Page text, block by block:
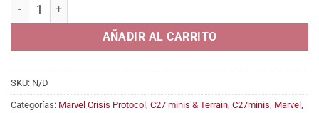
12,95€
Police trio cantidad
AÑADIR AL CARRITO
SKU: N/D
Categorías: Marvel Crisis Protocol , C27 minis & Terrain, C27minis, Marvel ,